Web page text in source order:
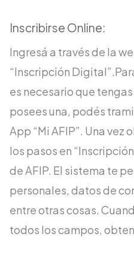
Inscribirse Online:
Ingresá a través de la
“Inscripción
es necesario que
posees una, podés
App “Mi AFIP”. Una
los pasos en
de AFIP. El sistema te
personales, datos de
entre otras cosas.
todos los campos,